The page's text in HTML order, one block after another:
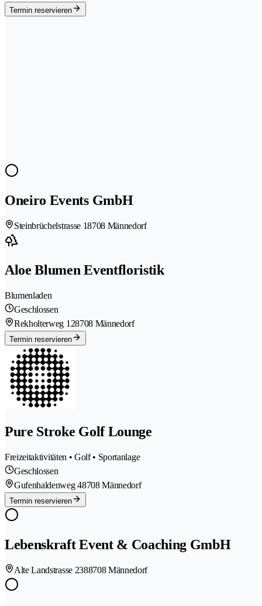
Termin reservieren
Oneiro Events GmbH
Steinbrüchelstrasse 18708 Männedorf
Aloe Blumen Eventfloristik
Blumenladen
Geschlossen
Rekholterweg 128708 Männedorf
Termin reservieren
Pure Stroke Golf Lounge
Freizeitaktivitäten • Golf • Sportanlage
Geschlossen
Gufenhaldenweg 48708 Männedorf
Termin reservieren
Lebenskraft Event & Coaching GmbH
Alte Landstrasse 2388708 Männedorf